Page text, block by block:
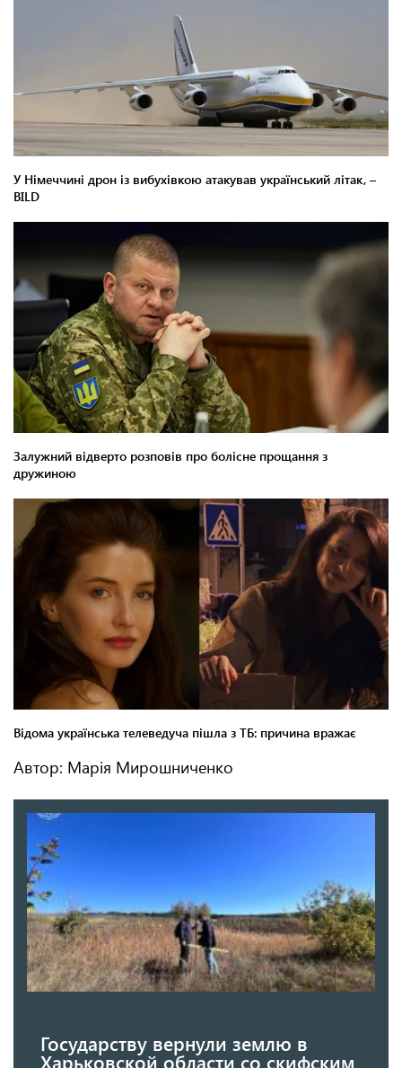
Автор: Марія Мирошниченко
Государству вернули землю в
Харьковской области со скифским